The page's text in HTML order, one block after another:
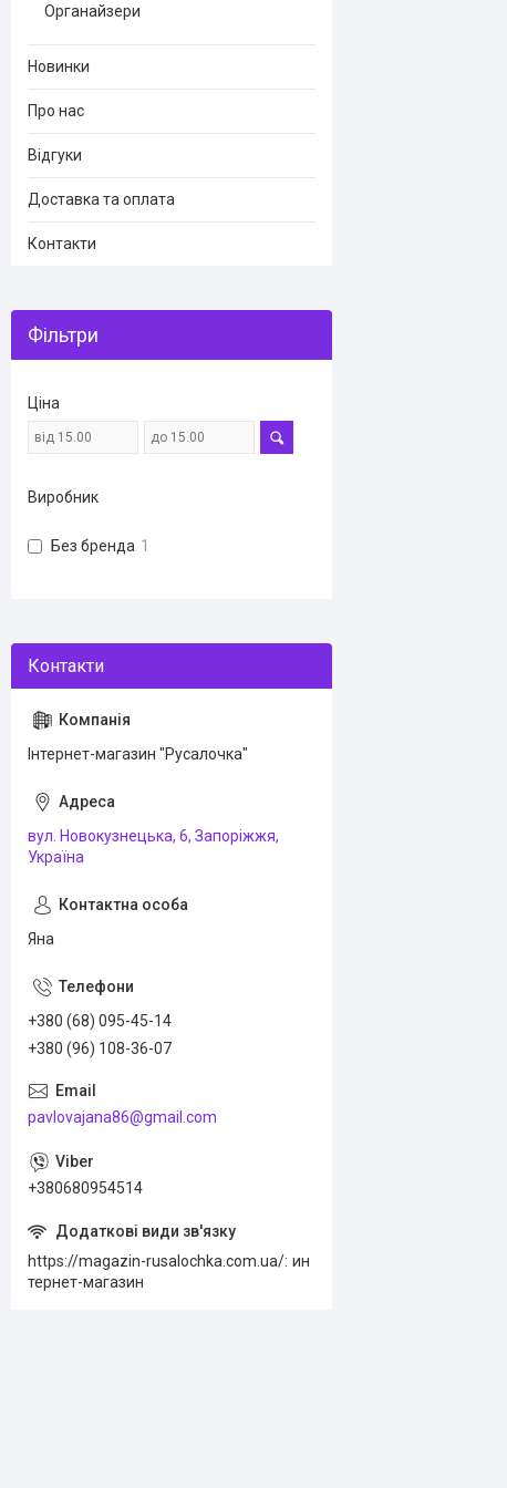
Органайзери
Новинки
Про нас
Відгуки
Доставка та оплата
Контакти
Фільтри
Ціна
Виробник
Без бренда 1
Інтернет-магазин "Русалочка"
вул. Новокузнецька, 6, Запоріжжя,
Україна
Яна
+380 (68) 095-45-14
+380 (96) 108-36-07
pavlovajana86@gmail.com
+380680954514
https://magazin-rusalochka.com.ua/ ин
тернет-магазин